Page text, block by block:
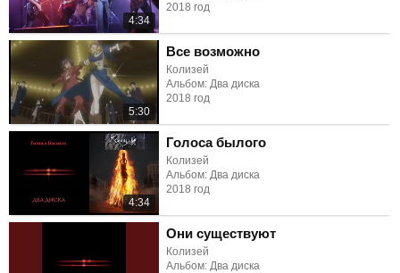
4:34
2018 год
5:30
Все возможно
Колизей
Альбом: Два диска
2018 год
4:34
Голоса былого
Колизей
Альбом: Два диска
2018 год
Они существуют
Колизей
Альбом: Два диска